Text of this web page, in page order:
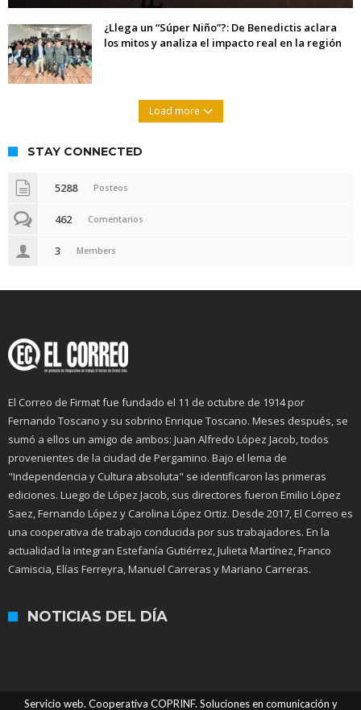
¿Llega un “Súper Niño”?: De Benedictis aclara
los mitos y analiza el impacto real en la región
Load more
STAY CONNECTED
5288 Posteos
462 Comentarios
3 Members
El Correo de Firmat fue fundado el 11 de octubre de 1914 por
Fernando Toscano y su sobrino Enrique Toscano. Meses después, se
sumó a ellos un amigo de ambos: Juan Alfredo López Jacob, todos
provenientes de la ciudad de Pergamino. Bajo el lema de
"Independencia y Cultura absoluta" se identificaron las primeras
ediciones. Luego de López Jacob, sus directores fueron Emilio López
Saez, Fernando López y Carolina López Ortiz. Desde 2017, El Correo es
una cooperativa de trabajo conducida por sus trabajadores. En la
actualidad la integran Estefanía Gutiérrez, Julieta Martínez, Franco
Camiscia, Elías Ferreyra, Manuel Carreras y Mariano Carreras.
NOTICIAS DEL DÍA
Servicio web. Cooperativa COPRINF. Soluciones en comunicación y